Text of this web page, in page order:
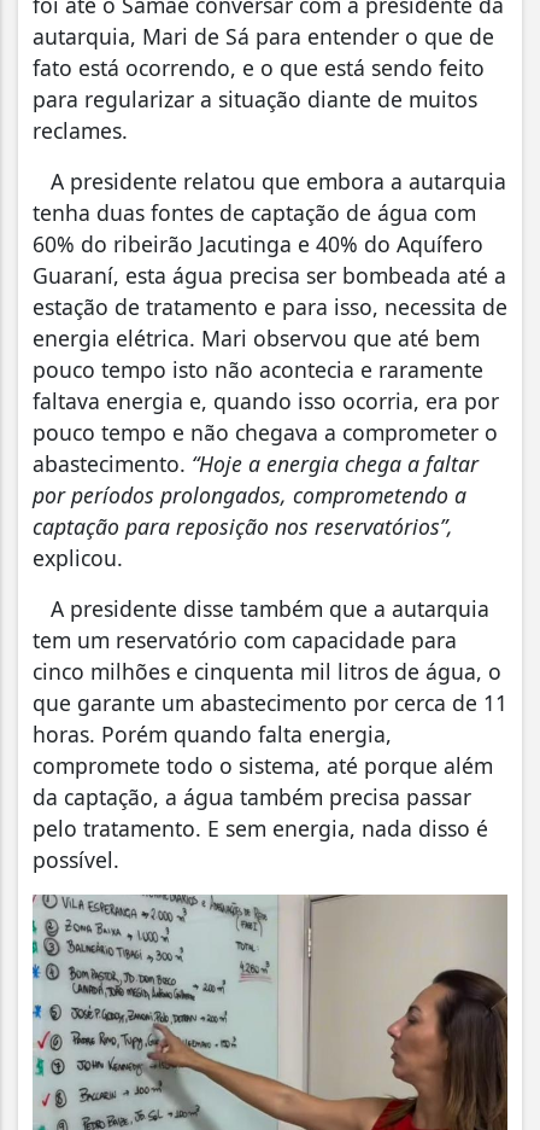
autarquia, Mari de Sá para entender o que de
fato está ocorrendo, e o que está sendo feito
para regularizar a situação diante de muitos
reclames.
A presidente relatou que embora a autarquia
tenha duas fontes de captação de água com
60% do ribeirão Jacutinga e 40% do Aquífero
Guaraní, esta água precisa ser bombeada até a
estação de tratamento e para isso, necessita de
energia elétrica. Mari observou que até bem
pouco tempo isto não acontecia e raramente
faltava energia e, quando isso ocorria, era por
pouco tempo e não chegava a comprometer o
abastecimento. “Hoje a energia chega a faltar
por períodos prolongados, comprometendo a
captação para reposição nos reservatórios”,
explicou.
A presidente disse também que a autarquia
tem um reservatório com capacidade para
cinco milhões e cinquenta mil litros de água, o
que garante um abastecimento por cerca de 11
horas. Porém quando falta energia,
compromete todo o sistema, até porque além
da captação, a água também precisa passar
pelo tratamento. E sem energia, nada disso é
possível.